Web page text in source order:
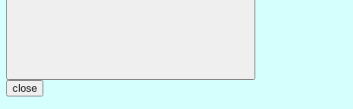
close